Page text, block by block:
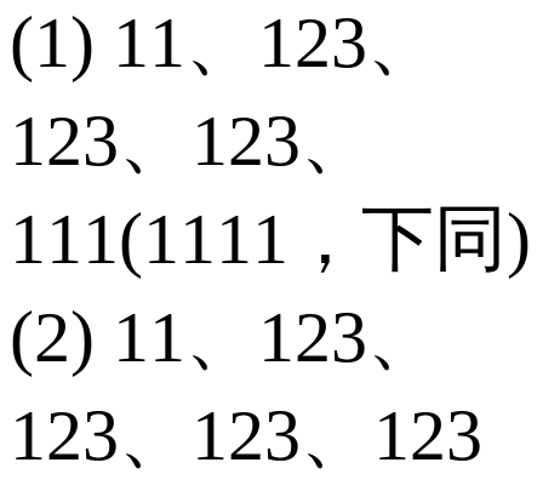
(1) 11、123、
123、123、
111(1111，下同)
(2) 11、123、
123、123、123